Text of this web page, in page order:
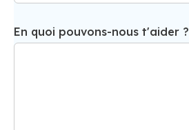
En quoi pouvons-nous t'aider ?